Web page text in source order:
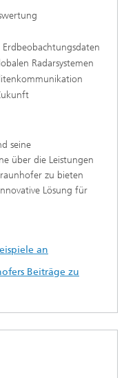
Radarsystemen
seine
über die Leistungen
zu bieten
Lösung für
an
Beiträge zu